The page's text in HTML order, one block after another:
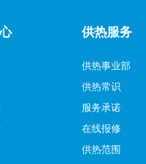
供热服务
供热事业部
供热常识
服务承诺
在线报修
供热范围